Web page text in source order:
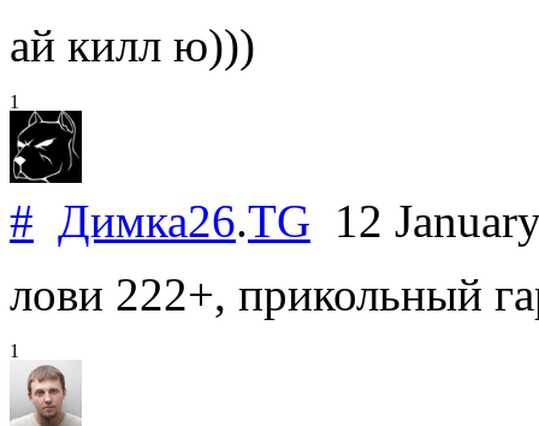
ай килл ю)))
1
# Димка26.TG 12
лови 222+, прикольный
1